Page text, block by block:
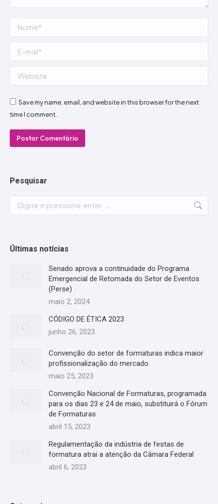
Nome *
E-mail *
Website
Save my name, email, and website in this browser for the next
time I comment.
Postar Comentário
Pesquisar
Últimas notícias
Senado aprova a continuidade do Programa
Emergencial de Retomada do Setor de Eventos
(Perse)
maio 2, 2024
CÓDIGO DE ÉTICA 2023
junho 26, 2023
Convenção do setor de formaturas indica maior
profissionalização do mercado
maio 25, 2023
Convenção Nacional de Formaturas, programada
para os dias 23 e 24 de maio, substituirá o Fórum
de Formaturas
abril 15, 2023
Regulamentação da indústria de festas de
formatura atrai a atenção da Câmara Federal
abril 6, 2023